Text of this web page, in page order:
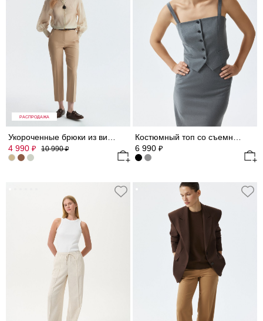
РАСПРОДАЖА
4 990 ₽ 10 990₽
6 990 ₽